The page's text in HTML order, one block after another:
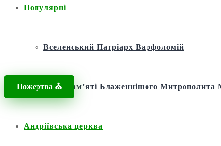
Популярні
Вселенський Патріарх Варфоломій
Фонд пам’яті Блаженнішого
Андріївська церква
Пожертва ⛪️